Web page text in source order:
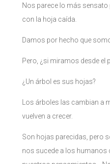
Nos parece lo más
con la hoja caída.
Damos por hecho que
Pero, ¿si miramos desde el
¿Un árbol es sus hojas?
Los árboles las cambian a
vuelven a crecer.
Son hojas parecidas, pero
nos sucede a los humanos